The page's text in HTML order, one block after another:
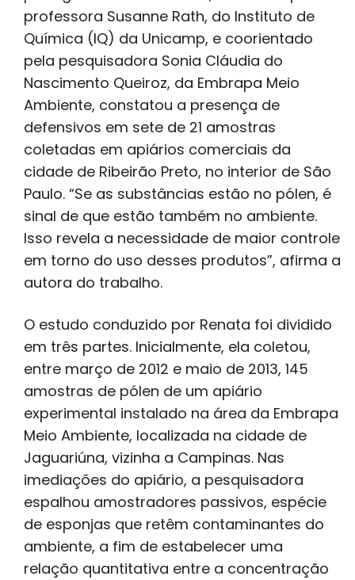
professora Susanne Rath, do Instituto de
Química (IQ) da Unicamp, e coorientado
pela pesquisadora Sonia Cláudia do
Nascimento Queiroz, da Embrapa Meio
Ambiente, constatou a presença de
defensivos em sete de 21 amostras
coletadas em apiários comerciais da
cidade de Ribeirão Preto, no interior de São
Paulo. “Se as substâncias estão no pólen, é
sinal de que estão também no ambiente.
Isso revela a necessidade de maior controle
em torno do uso desses produtos”, afirma a
autora do trabalho.
O estudo conduzido por Renata foi dividido
em três partes. Inicialmente, ela coletou,
entre março de 2012 e maio de 2013, 145
amostras de pólen de um apiário
experimental instalado na área da Embrapa
Meio Ambiente, localizada na cidade de
Jaguariúna, vizinha a Campinas. Nas
imediações do apiário, a pesquisadora
espalhou amostradores passivos, espécie
de esponjas que retêm contaminantes do
ambiente, a fim de estabelecer uma
relação quantitativa entre a concentração